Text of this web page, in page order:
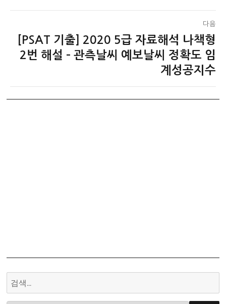
다음
[PSAT 기출] 2020 5급 자료해석 나책형
2번 해설 – 관측날씨 예보날씨 정확도 임
계성공지수